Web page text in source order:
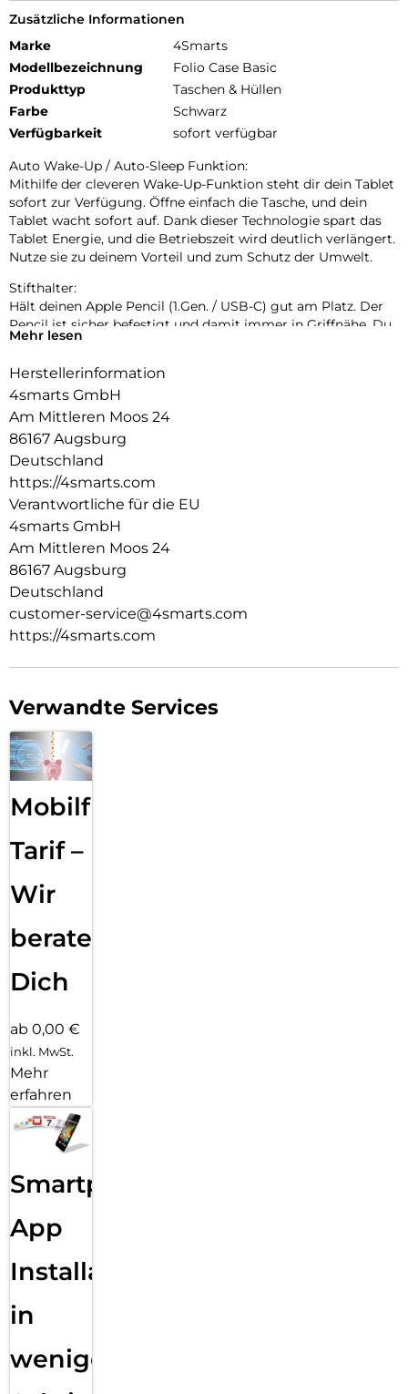
Zusätzliche Informationen
Marke
4Smarts
Modellbezeichnung
Folio Case Basic
Produkttyp
Taschen & Hüllen
Farbe
Schwarz
Verfügbarkeit
sofort verfügbar
Auto Wake-Up / Auto-Sleep Funktion:
Mithilfe der cleveren Wake-Up-Funktion steht dir dein Tablet
sofort zur Verfügung. Öffne einfach die Tasche, und dein
Tablet wacht sofort auf. Dank dieser Technologie spart das
Tablet Energie, und die Betriebszeit wird deutlich verlängert.
Nutze sie zu deinem Vorteil und zum Schutz der Umwelt.
Stifthalter:
Hält deinen Apple Pencil (1.Gen. / USB-C) gut am Platz. Der
Pencil ist sicher befestigt und damit immer in Griffnähe. Du
musst nicht mehr befürchten, es zu verlieren. Darüber
Schutzklappe vor Beschädigungen und Kratzern geschützt.
Mehrstufige Standfunktion:
Geräts mit zwei Betrachtungswinkeln für den Video- und den
Tastaturmodus. Die Schreib- und Betrachtungswinkel
entsprechen den Anforderungen des täglichen Gebrauchs
und sind somit praktisch und komfortabel. Die Möglichkeit,
das Tablet zu benutzen, ohne es ständig in der Hand halten
komfortabler und ermöglicht eine bequeme Sicht auf den
Bildschirm für die Filmwiedergabe.
Mehr lesen
Herstellerinformation
4smarts GmbH
Am Mittleren Moos 24
86167 Augsburg
Deutschland
https://4smarts.com
Verantwortliche für die EU
4smarts GmbH
Am Mittleren Moos 24
86167 Augsburg
Deutschland
customer-service@4smarts.com
https://4smarts.com
Verwandte Services
Mobilfunk
Tarif –
Wir
beraten
Dich
ab 0,00 €
inkl. MwSt.
Mehr
erfahren
Smartphone
App
Installation
in
wenigen